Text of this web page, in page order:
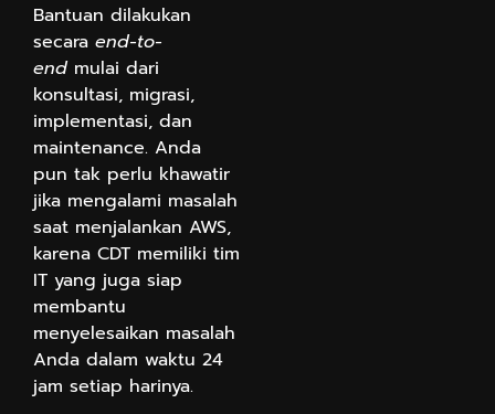
Bantuan dilakukan
secara end-to-
endmulai dari
konsultasi, migrasi,
implementasi, dan
maintenance. Anda
pun tak perlu khawatir
jika mengalami masalah
saat menjalankan AWS,
karena CDT memiliki tim
IT yang juga siap
membantu
menyelesaikan masalah
Anda dalam waktu 24
jam setiap harinya.